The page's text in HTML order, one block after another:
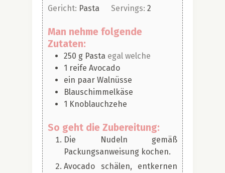
Gericht: Pasta Servings:2
Man nehme folgende
Zutaten:
250 g Pasta egal welche
1 reife Avocado
ein paar Walnüsse
Blauschimmelkäse
1 Knoblauchzehe
So geht die Zubereitung:
Die Nudeln gemäß
Packungsanweisung kochen.
Avocado schälen, entkernen